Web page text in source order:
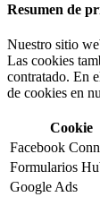
Resumen de
Nuestro sitio
Las cookies
contratado. En
de cookies en
Cookie
Facebook
Formularios
Google Ads